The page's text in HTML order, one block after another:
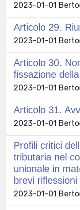
2023-01-01
Articolo 29.
2023-01-01
Articolo 30.
fissazione
2023-01-01
Articolo 31.
2023-01-01
Profili critici
tributaria nel
unionale in
brevi riflessioni
2023-01-01